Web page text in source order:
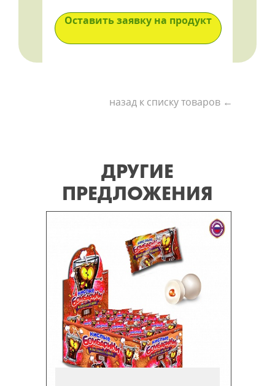
Оставить заявку на продукт
назад к списку товаров ←
ДРУГИЕ
ПРЕДЛОЖЕНИЯ